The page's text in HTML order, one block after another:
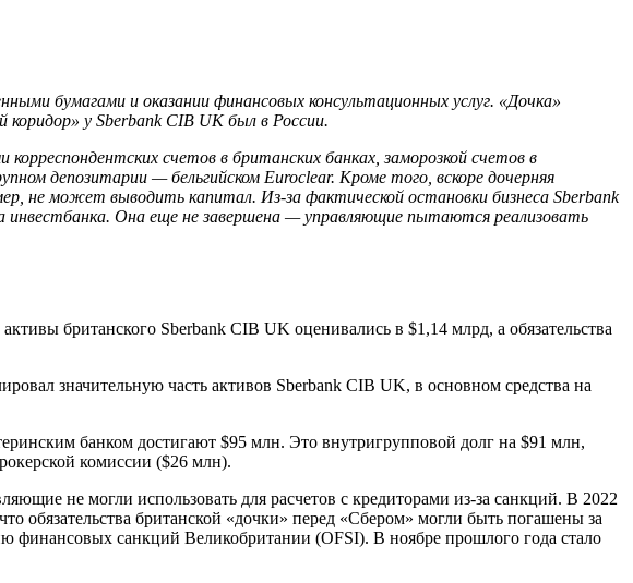
бумагами и оказании финансовых консультационных услуг. «Дочка»
у Sberbank CIB UK был в России.
счетов в британских банках, заморозкой счетов в
депозитарии — бельгийском Euroclear. Кроме того, вскоре дочерняя
не может выводить капитал. Из-за фактической остановки бизнеса Sberbank
инвестбанка. Она еще не завершена — управляющие пытаются реализовать
британского Sberbank CIB UK оценивались в $1,14 млрд, а обязательства
значительную часть активов Sberbank CIB UK, в основном средства на
банком достигают $95 млн. Это внутригрупповой долг на $91 млн,
комиссии ($26 млн).
не могли использовать для расчетов с кредиторами из-за санкций. В 2022
обязательства британской «дочки» перед «Сбером» могли быть погашены за
финансовых санкций Великобритании (OFSI). В ноябре прошлого года стало